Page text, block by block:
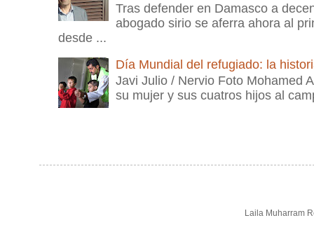
Tras defender en Damasco a
abogado sirio se aferra ahora al
desde ...
Día Mundial del refugiado: la
Javi Julio / Nervio Foto Mohamed
su mujer y sus cuatros hijos al
Laila Muharram